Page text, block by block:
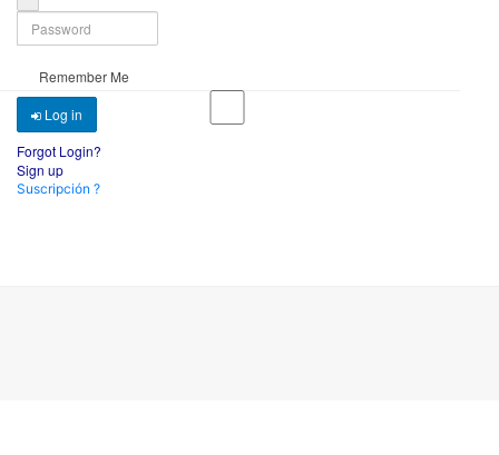
Remember Me
Log in
Forgot Login?
Sign up
Suscripción ?